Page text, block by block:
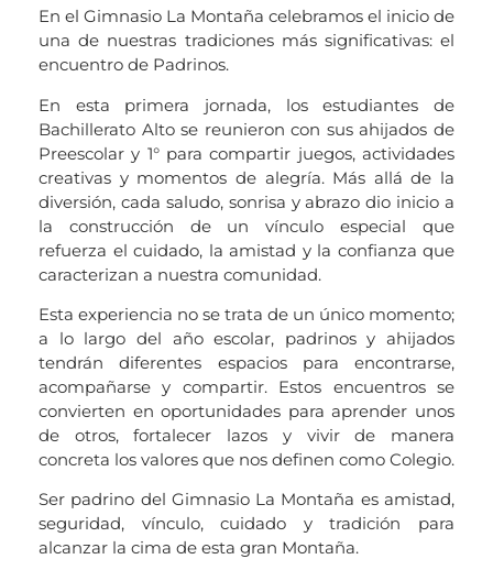
En el Gimnasio La Montaña celebramos el inicio de
una de nuestras tradiciones más significativas: el
encuentro de Padrinos.
En esta primera jornada, los estudiantes de
Bachillerato Alto se reunieron con sus ahijados de
Preescolar y 1° para compartir juegos, actividades
creativas y momentos de alegría. Más allá de la
diversión, cada saludo, sonrisa y abrazo dio inicio a
la construcción de un vínculo especial que
refuerza el cuidado, la amistad y la confianza que
caracterizan a nuestra comunidad.
Esta experiencia no se trata de un único momento;
a lo largo del año escolar, padrinos y ahijados
tendrán diferentes espacios para encontrarse,
acompañarse y compartir. Estos encuentros se
convierten en oportunidades para aprender unos
de otros, fortalecer lazos y vivir de manera
concreta los valores que nos definen como Colegio.
Ser padrino del Gimnasio La Montaña es amistad,
seguridad, vínculo, cuidado y tradición para
alcanzar la cima de esta gran Montaña.